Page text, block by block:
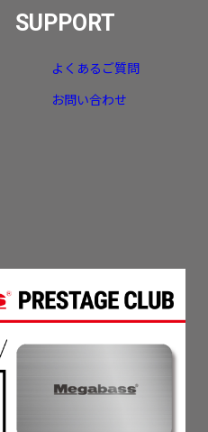
SUPPORT
よくあるご質問
お問い合わせ